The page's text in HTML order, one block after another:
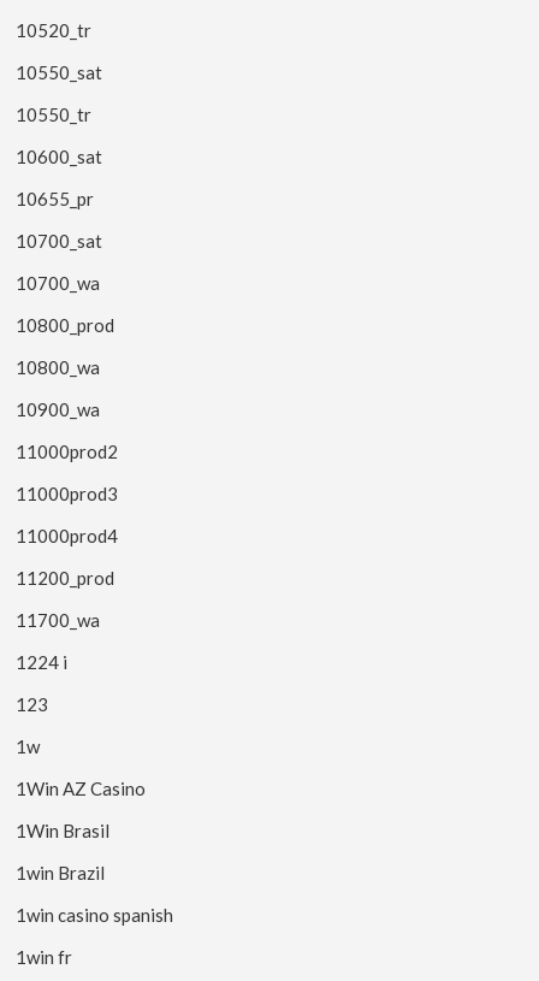
10520_tr
10550_sat
10550_tr
10600_sat
10655_pr
10700_sat
10700_wa
10800_prod
10800_wa
10900_wa
11000prod2
11000prod3
11000prod4
11200_prod
11700_wa
1224 i
123
1w
1Win AZ Casino
1Win Brasil
1win Brazil
1win casino spanish
1win fr